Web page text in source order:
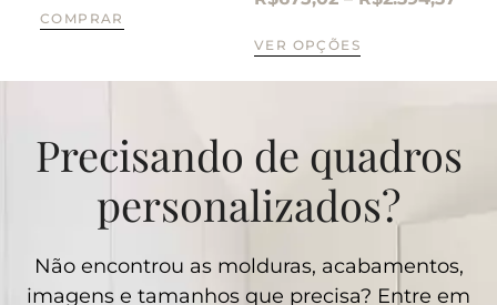
COMPRAR
VER OPÇÕES
Precisando de quadros
personalizados?
Não encontrou as molduras, acabamentos,
imagens e tamanhos que precisa? Entre em